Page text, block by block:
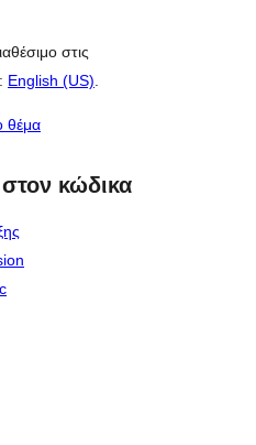
στις
English (US).
θέμα
στον κώδικα